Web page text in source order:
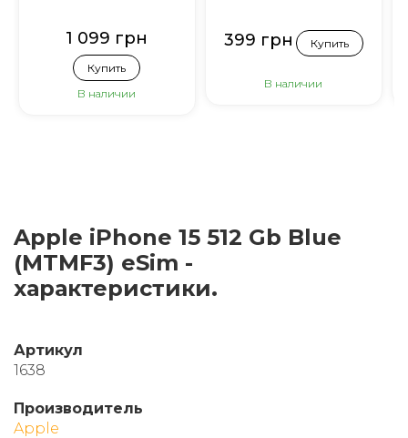
1 099 грн
Купить
В наличии
399 грн Купить
В наличии
Apple iPhone 15 512 Gb Blue
(MTMF3) eSim -
характеристики.
Артикул
1638
Производитель
Apple